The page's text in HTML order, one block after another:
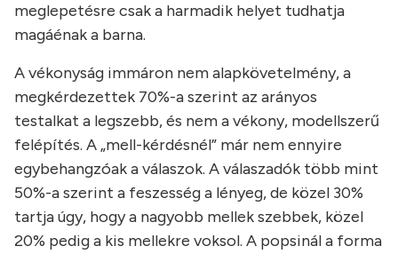
meglepetésre csak a harmadik helyet tudhatja
magáénak a barna.
A vékonyság immáron nem alapkövetelmény, a
megkérdezettek 70%-a szerint az arányos
testalkat a legszebb, és nem a vékony, modellszerű
felépítés. A „mell-kérdésnél” már nem ennyire
egybehangzóak a válaszok. A válaszadók több mint
50%-a szerint a feszesség a lényeg, de közel 30%
tartja úgy, hogy a nagyobb mellek szebbek, közel
20% pedig a kis mellekre voksol. A popsinál a forma